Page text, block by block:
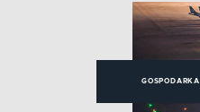
GOSPODARKA